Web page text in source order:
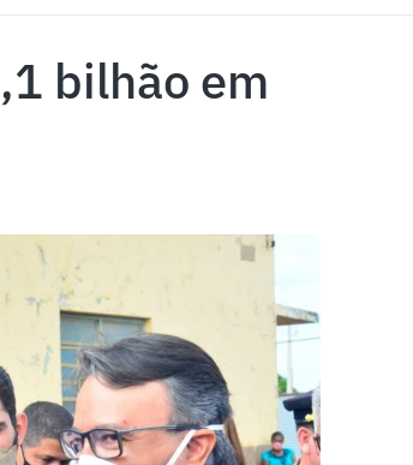
bilhão em